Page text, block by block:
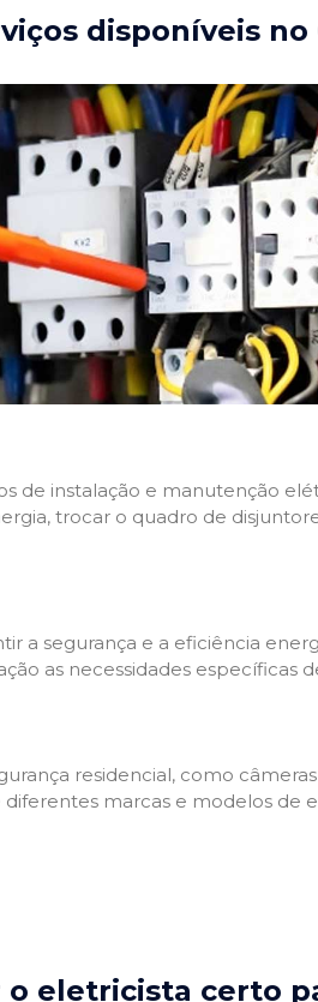
disponíveis no
de instalação e manutenção
trocar o quadro de
a segurança e a eficiência
as necessidades específicas
residencial, como
marcas e modelos
o eletricista certo